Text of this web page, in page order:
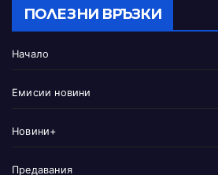
ПОЛЕЗНИ ВРЪЗКИ
Начало
Емисии новини
Новини+
Предавания